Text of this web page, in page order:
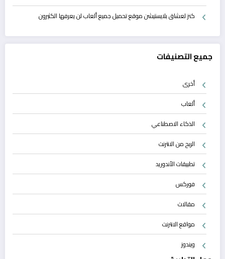
كنز لعشاق بلايستيشن موقع تحميل جميع ألعاب لن يعرفها الكثيرون
جميع التصنيفات
أخرى
ألعاب
الذكاء الاصطناعي
الربح من الانترنت
تطبيقات الأندوريد
فوركس
مقالات
مواقع الانترنت
ويندوز